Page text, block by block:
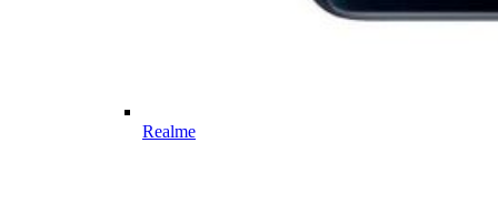
Realme